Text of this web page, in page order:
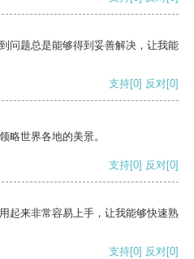
问题总是能够得到妥善解决，让我能
支持[0] 反对[0]
略世界各地的美景。
支持[0] 反对[0]
起来非常容易上手，让我能够快速熟
支持[0] 反对[0]